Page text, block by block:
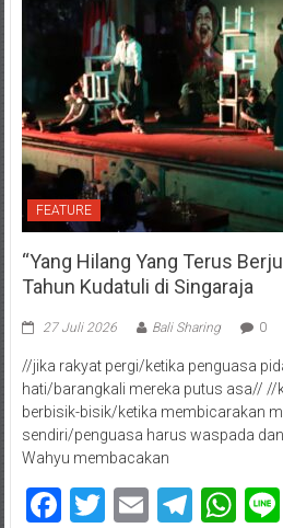
FEATURE
“Yang Hilang Yang Terus
Tahun Kudatuli di Singaraja
27 Juli 2026 Bali Sharing 0
//jika rakyat pergi/ketika penguasa
hati/barangkali mereka putus asa//
berbisik-bisik/ketika membicarakan
sendiri/penguasa harus waspada
Wahyu membacakan
Facebook
Twitter
Email